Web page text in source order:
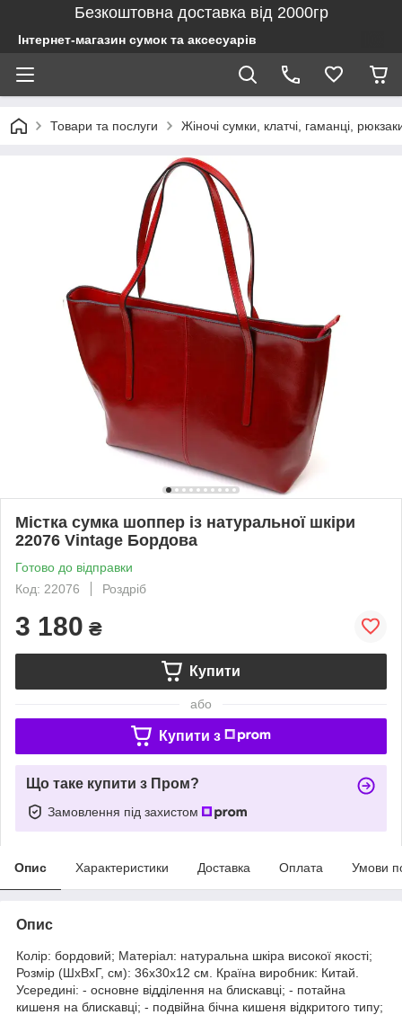
Безкоштовна доставка від 2000гр
Інтернет-магазин сумок та аксесуарів
Товари та послуги Жіночі сумки, клатчі, гаманці,
Містка сумка шоппер із натуральної шкіри
22076 Vintage Бордова
Готово до відправки
Код: 22076
Роздріб
3 180 ₴
Купити
або
Купити з
Що таке купити з Пром?
Замовлення під захистом
Опис Характеристики Доставка Оплата Умови
Опис
Колір: бордовий; Матеріал: натуральна шкіра високої якості;
Розмір (ШхВхГ, см): 36х30х12 см. Країна виробник: Китай.
Усередині: - основне відділення на блискавці; - потайна
кишеня на блискавці; - подвійна бічна кишеня відкритого типу;